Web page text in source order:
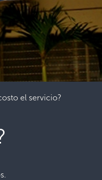
el servicio?